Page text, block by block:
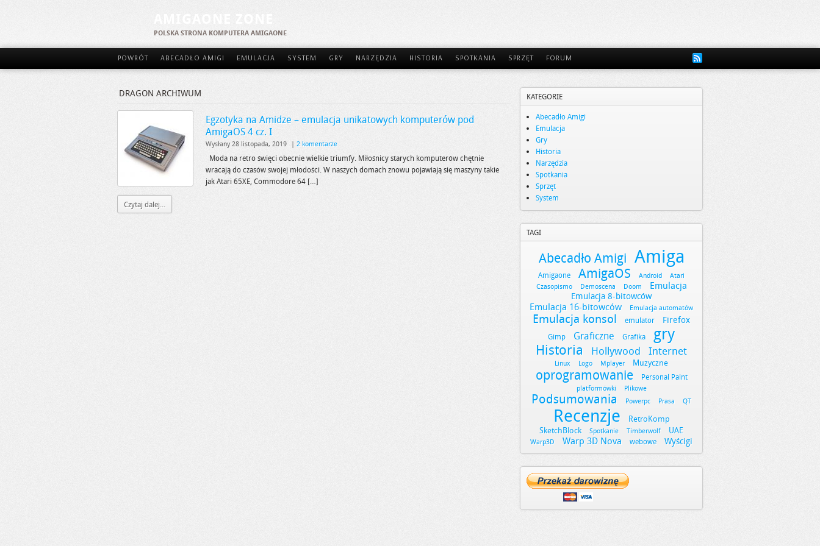
POLSKA STRONA KOMPUTERA AMIGAONE
POWRÓT ABECADŁO AMIGI EMULACJA SYSTEM GRY NARZĘDZIA HISTORIA SPOTKANIA SPRZĘT FORUM
DRAGON ARCHIWUM
Egzotyka na Amidze – emulacja unikatowych komputerów pod
AmigaOS 4 cz. I
Wysłany 28 listopada, 2019 | 2 komentarze
Moda na retro święci obecnie wielkie triumfy. Miłośnicy starych komputerów chętnie
wracają do czasów swojej młodości. W naszych domach znowu pojawiają się maszyny takie
jak Atari 65XE, Commodore 64 […]
Czytaj dalej...
KATEGORIE
Abecadło Amigi
Emulacja
Gry
Historia
Narzędzia
Spotkania
Sprzęt
System
TAGI
Abecadło Amigi Amiga
Amigaone AmigaOS Android
Atari
Czasopismo
Demoscena Doom Emulacja
Emulacja 8-bitowców
Emulacja 16-bitowców Emulacja automatów
Emulacja konsol emulator Firefox
Gimp Graficzne Grafika gry
Historia Hollywood Internet
Linux Logo Mplayer Muzyczne
oprogramowanie Personal Paint
platformówki Plikowe
Podsumowania Powerpc Prasa QT
Recenzje
RetroKomp
SketchBlock
Spotkanie Timberwolf UAE
Warp3D Warp 3D Nova webowe Wyścigi